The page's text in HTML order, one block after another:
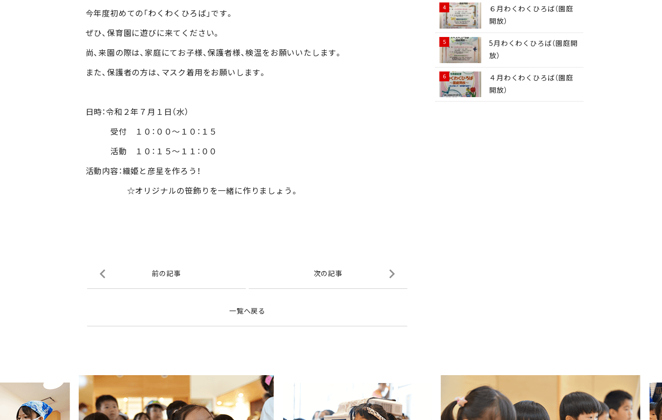
今年度初めての「わくわくひろば」です。
ぜひ、保育園に遊びに来てください。
尚、来園の際は、家庭にてお子様、保護者様、検温をお願いいたします。
また、保護者の方は、マスク着用をお願いします。
日時：令和２年７月１日（水）
受付 １０：００～１０：１５
活動 １０：１５～１１：００
活動内容：織姫と彦星を作ろう！
☆オリジナルの笹飾りを一緒に作りましょう。
前の記事 次の記事
一覧へ戻る
６月わくわくひろば（園庭
開放）
5月わくわくひろば（園庭開
放）
４月わくわくひろば（園庭
開放）